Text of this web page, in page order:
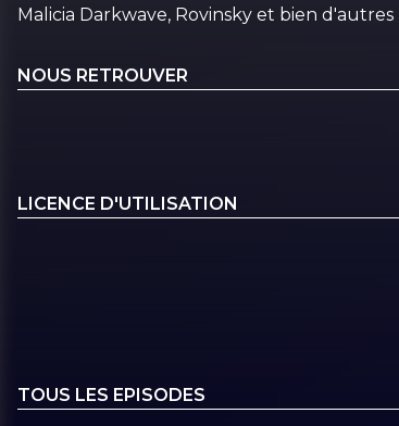
Malicia Darkwave, Rovinsky et bien d'autres
NOUS RETROUVER
LICENCE D'UTILISATION
TOUS LES EPISODES